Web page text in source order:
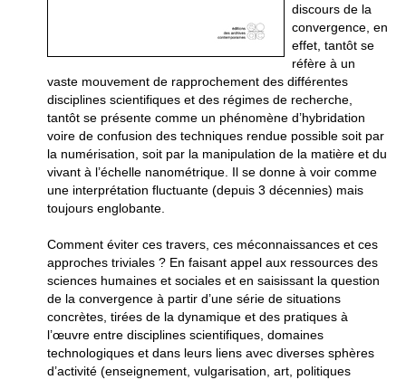
discours de la
convergence, en
effet, tantôt se
réfère à un
vaste mouvement de rapprochement des différentes
disciplines scientifiques et des régimes de recherche,
tantôt se présente comme un phénomène d’hybridation
voire de confusion des techniques rendue possible soit par
la numérisation, soit par la manipulation de la matière et du
vivant à l’échelle nanométrique. Il se donne à voir comme
une interprétation fluctuante (depuis 3 décennies) mais
toujours englobante.
Comment éviter ces travers, ces méconnaissances et ces
approches triviales ? En faisant appel aux ressources des
sciences humaines et sociales et en saisissant la question
de la convergence à partir d’une série de situations
concrètes, tirées de la dynamique et des pratiques à
l’œuvre entre disciplines scientifiques, domaines
technologiques et dans leurs liens avec diverses sphères
d’activité (enseignement, vulgarisation, art, politiques